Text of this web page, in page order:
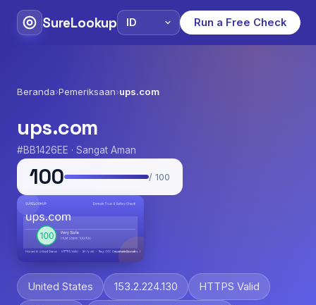
SureLookup Run a Free Check
Beranda›Pemeriksaan›ups.com
ups.com
#BB1426EE · Sangat Aman
100 / 100
United States 153.2.224.130 HTTPS Valid